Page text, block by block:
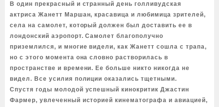
В один прекрасный и странный день голливудская
актриса Жанетт Маршан, красавица и любимица зрителей,
села на самолет, который должен был доставить ее в
лондонский аэропорт. Самолет благополучно
приземлился, и многие видели, как Жанетт сошла с трапа,
но с этого момента она словно растворилась в
пространстве и времени. Ее больше никто никогда не
видел. Все усилия полиции оказались тщетными.
Спустя годы молодой успешный кинокритик Джастин
Фармер, увлеченный историей кинематографа и авиацией,